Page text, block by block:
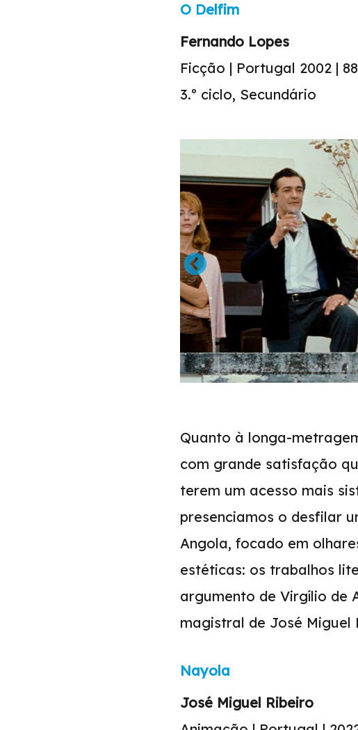
O Delfim
Fernando Lopes
Ficção | Portugal 2002 |
3.º ciclo, Secundário
Quanto à longa-
com grande satisfação
terem um acesso mais
presenciamos o desfilar
Angola, focado em
estéticas: os trabalhos
argumento de Virgílio de
magistral de José
Nayola
José Miguel Ribeiro